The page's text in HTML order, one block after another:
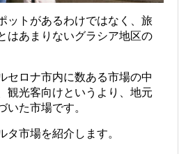
ットがあるわけではなく、旅
はあまりないグラシア地区の
セロナ市内に数ある市場の中
観光客向けというより、地元
いた市場です。
タ市場を紹介します。